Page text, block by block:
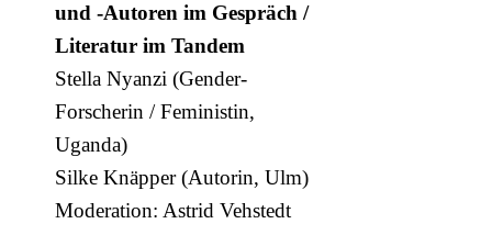
und -Autoren im Gespräch /
Literatur im Tandem
Stella Nyanzi (Gender-
Forscherin / Feministin,
Uganda)
Silke Knäpper (Autorin, Ulm)
Moderation: Astrid Vehstedt